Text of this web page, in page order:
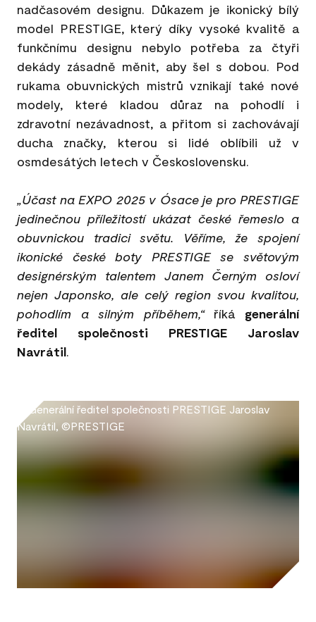
nadčasovém designu. Důkazem je ikonický bílý
model PRESTIGE, který díky vysoké kvalitě a
funkčnímu designu nebylo potřeba za čtyři
dekády zásadně měnit, aby šel s dobou. Pod
rukama obuvnických mistrů vznikají také nové
modely, které kladou důraz na pohodlí i
zdravotní nezávadnost, a přitom si zachovávají
ducha značky, kterou si lidé oblíbili už v
osmdesátých letech v Československu.
„Účast na EXPO 2025 v Ósace je pro PRESTIGE
jedinečnou příležitostí ukázat české řemeslo a
obuvnickou tradici světu. Věříme, že spojení
ikonické české boty PRESTIGE se světovým
designérským talentem Janem Černým osloví
nejen Japonsko, ale celý region svou kvalitou,
pohodlím a silným příběhem,“ říká generální
ředitel společnosti PRESTIGE Jaroslav
Navrátil.